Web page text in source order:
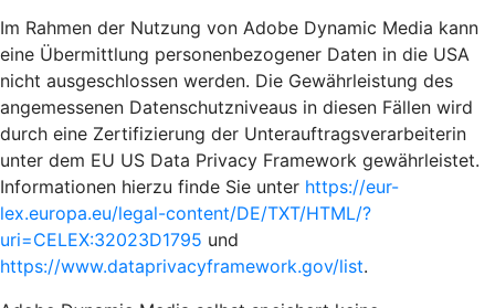
Im Rahmen der Nutzung von Adobe Dynamic Media kann
eine Übermittlung personenbezogener Daten in die USA
nicht ausgeschlossen werden. Die Gewährleistung des
angemessenen Datenschutzniveaus in diesen Fällen wird
durch eine Zertifizierung der Unterauftragsverarbeiterin
unter dem EU US Data Privacy Framework gewährleistet.
Informationen hierzu finde Sie unter https://eur-
lex.europa.eu/legal-content/DE/TXT/HTML/?
uri=CELEX:32023D1795 und
https://www.dataprivacyframework.gov/list.